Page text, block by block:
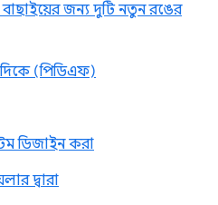
জন্য দুটি নতুন রঙের
দিকে (পিডিএফ)
ডিজাইন করা
দ্বারা